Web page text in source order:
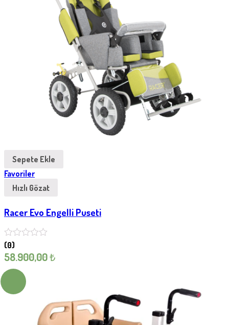
Sepete Ekle
Favoriler
Hızlı Gözat
Racer Evo Engelli Puseti
(0)
58.900,00₺